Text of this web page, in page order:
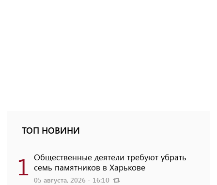
ТОП НОВИНИ
1 Общественные деятели требуют убрать
семь памятников в Харькове
05 августа, 2026 - 16:10